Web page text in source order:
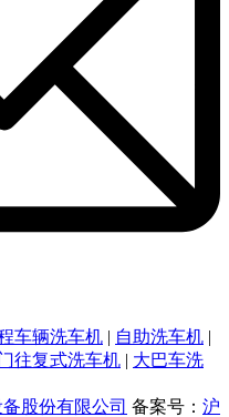
车辆洗车机 | 自助洗车机 |
往复式洗车机 | 大巴车洗
股份有限公司 备案号： 沪